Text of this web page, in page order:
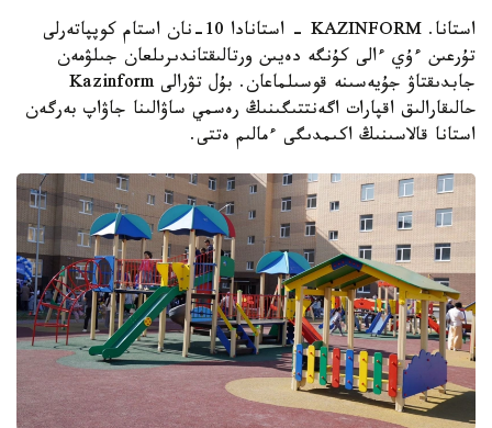
استانا. KAZINFORM - استانادا 10-نان استام كوپپاتەرلى
تۇرعىن ءۇي ءالى كۇنگە دەيىن ورتالىقتاندىرىلعان جىلۋمەن
جابدىقتاۋ جۇيەسىنە قوسىلماعان. بۇل تۋرالى Kazinform
حالىقارالىق اقپارات اگەنتتىگىنىڭ رەسمي ساۋالىنا جاۋاپ بەرگەن
استانا قالاسىنىڭ اكىمدىگى ءمالىم ەتتى.